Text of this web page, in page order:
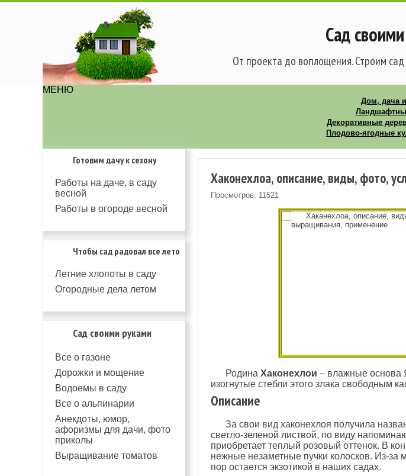
Сад
От проекта до воплощения. Строим
МЕНЮ
Дом, дача
Декоративные
Плодово-ягодные
Готовим дачу к сезону
Работы на даче, в саду
весной
Работы в огороде весной
Чтобы сад радовал все лето
Летние хлопоты в саду
Огородные дела летом
Сад своими руками
Все о газоне
Дорожки и мощение
Водоемы в саду
Все о альпинарии
Анекдоты, юмор,
афоризмы для дачи, фото
приколы
Выращивание томатов
Хаконехлоа, описание, виды, фото,
Просмотров: 11521
Родина Хаконехлои – влажные основа
изогнутые стебли этого злака свободным
Описание
За свои вид хаконехлоя получила
светло-зеленой листвой, по виду
приобретает теплый розовый оттенок. В
нежные незаметные пучки колосков. Из-за
пор остается экзотикой в наших садах.